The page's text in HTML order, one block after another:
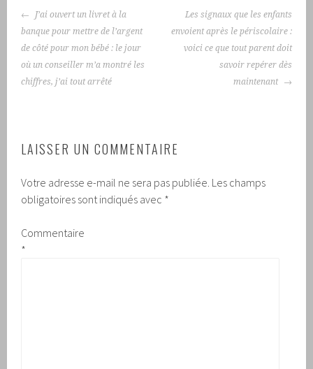
NAVIGATION
DES
ARTICLES
J’ai ouvert un livret à la
banque pour mettre de l’argent
de côté pour mon bébé : le jour
où un conseiller m’a montré les
chiffres, j’ai tout arrêté
Les signaux que les enfants
envoient après le périscolaire :
voici ce que tout parent doit
savoir repérer dès
maintenant
LAISSER UN COMMENTAIRE
Votre adresse e-mail ne sera pas publiée. Les champs
obligatoires sont indiqués avec *
Commentaire
*